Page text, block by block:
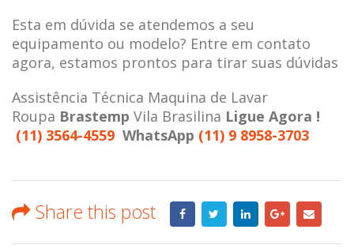
Esta em dúvida se atendemos a seu
equipamento ou modelo? Entre em contato
agora, estamos prontos para tirar suas dúvidas
Assistência Técnica Maquina de Lavar
Roupa Brastemp Vila Brasilina Ligue Agora !
(11) 3564-4559 WhatsApp (11) 9 8958-3703
Share this post